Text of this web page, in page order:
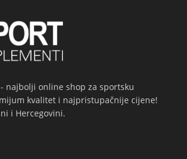
- najbolji online shop za sportsku
kvalitet i najpristupačnije cijene!
i Hercegovini.